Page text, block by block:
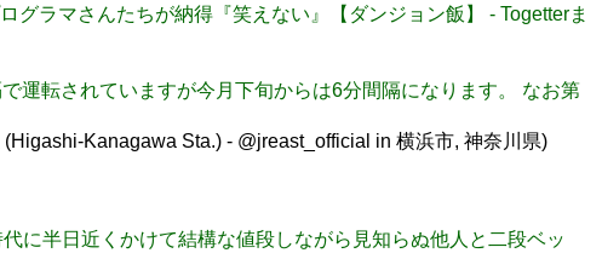
ラマさんたちが納得『笑えない』【ダンジョン飯】 - Togetterま
運転されていますが今月下旬からは6分間隔になります。 なお第
Kanagawa Sta.) - @jreast_official in 横浜市, 神奈川県)
に半日近くかけて結構な値段しながら見知らぬ他人と二段ベッ